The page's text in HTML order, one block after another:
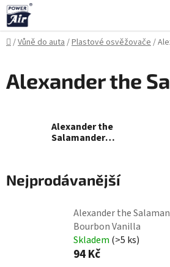
Přejít
na
obsah
Domů
/Vůně do auta/Plastové osvěžovače/
Alexander the
Alexander the
Salamander
Nejprodávanější
Alexander the
Bourbon Vanilla
Skladem (>5 ks)
94 Kč